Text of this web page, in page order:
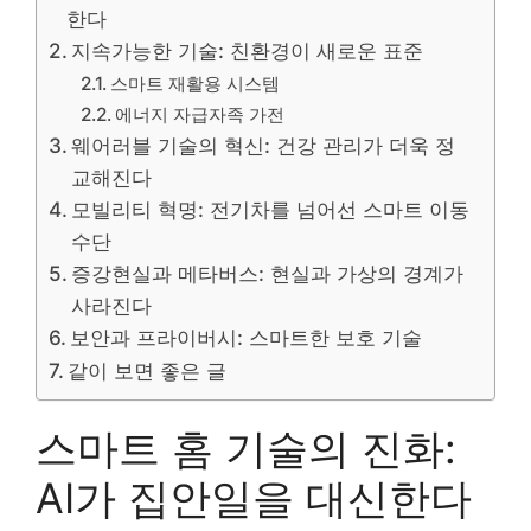
한다
지속가능한 기술: 친환경이 새로운 표준
스마트 재활용 시스템
에너지 자급자족 가전
웨어러블 기술의 혁신: 건강 관리가 더욱 정
교해진다
모빌리티 혁명: 전기차를 넘어선 스마트 이동
수단
증강현실과 메타버스: 현실과 가상의 경계가
사라진다
보안과 프라이버시: 스마트한 보호 기술
같이 보면 좋은 글
스마트 홈 기술의 진화:
AI가 집안일을 대신한다